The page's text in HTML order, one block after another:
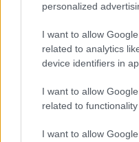
personalized
I want to allow
related to analytics
device identifiers in
I want to allow
related to
I want to allow
Άγιο Φως: Με
Olympic Air θα
περιοχές